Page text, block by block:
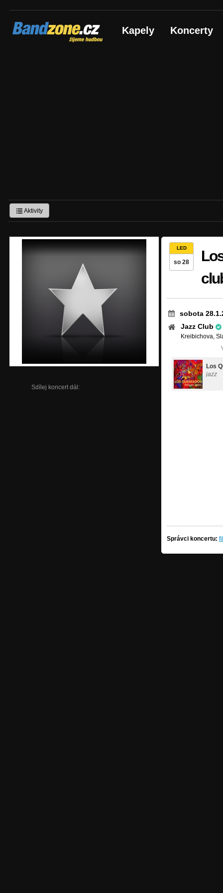
Bandzone.cz
žijeme hudbou Kapely Koncerty
Aktivity
Sdílej koncert dál:
LED
so 28
sobota
Jazz Club
Kreibichova,
Los
jazz
Správci koncertu: